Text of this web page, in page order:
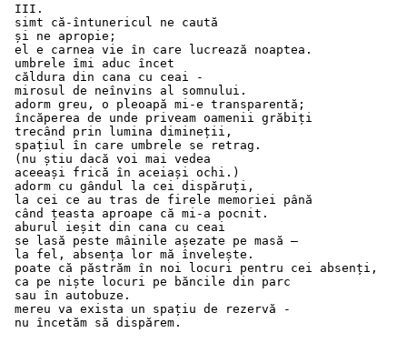
III.
simt că-întunericul ne caută
și ne apropie;
el e carnea vie în care lucrează noaptea.
umbrele îmi aduc încet
căldura din cana cu ceai -
mirosul de neînvins al somnului.
adorm greu, o pleoapă mi-e transparentă;
încăperea de unde priveam oamenii grăbiți
trecând prin lumina dimineții,
spațiul în care umbrele se retrag.
(nu știu dacă voi mai vedea
aceeași frică în aceiași ochi.)
adorm cu gândul la cei dispăruți,
la cei ce au tras de firele memoriei până
când țeasta aproape că mi-a pocnit.
aburul ieșit din cana cu ceai
se lasă peste mâinile așezate pe masă –
la fel, absența lor mă învelește.
poate că păstrăm în noi locuri pentru cei absenți,
ca pe niște locuri pe băncile din parc
sau în autobuze.
mereu va exista un spațiu de rezervă -
nu încetăm să dispărem.